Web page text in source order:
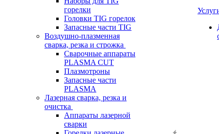
горелки
Головки TIG горелок
Запасные части TIG
Воздушно-плазменная
сварка, резка и строжка
Сварочные аппараты
PLASMA CUT
Плазмотроны
Запасные части
PLASMA
Лазерная сварка, резка и
очистка
Аппараты лазерной
сварки